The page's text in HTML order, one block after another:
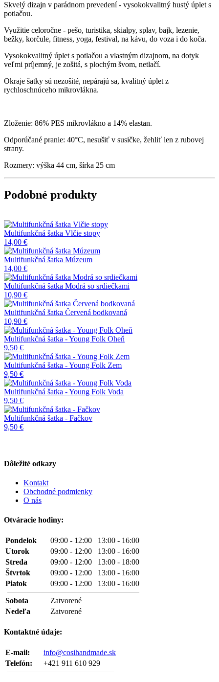
Skvelý dizajn v parádnom prevedení - vysokokvalitný hustý úplet s
potlačou.
Využitie celoročne - pešo, turistika, skialpy, splav, bajk, lezenie,
bežky, korčule, fitness, yoga, festival, na kávu, do voza i do koča.
Vysokokvalitný úplet s potlačou a vlastným dizajnom, na dotyk
veľmi príjemný, je zošitá, s plochým švom, netlačí.
Okraje šatky sú nezošité, nepárajú sa, kvalitný úplet z
rychloschnúceho mikrovlákna.
Zloženie: 86% PES mikrovlákno a 14% elastan.
Odporúčané pranie: 40°C, nesušiť v susičke, žehliť len z rubovej
strany.
Rozmery: výška 44 cm, šírka 25 cm
Podobné produkty
Multifunkčná šatka Vlčie stopy
14,00 €
Multifunkčná šatka Múzeum
14,00 €
Multifunkčná šatka Modrá so srdiečkami
10,90 €
Multifunkčná šatka Červená bodkovaná
10,90 €
Multifunkčná šatka - Young Folk Oheň
9,50 €
Multifunkčná šatka - Young Folk Zem
9,50 €
Multifunkčná šatka - Young Folk Voda
9,50 €
Multifunkčná šatka - Fačkov
9,50 €
Dôležité odkazy
Kontakt
Obchodné podmienky
O nás
Otváracie hodiny:
Pondelok
09:00 - 12:00 13:00 - 16:00
Utorok
09:00 - 12:00 13:00 - 16:00
Streda
09:00 - 12:00 13:00 - 18:00
Štvrtok
09:00 - 12:00 13:00 - 16:00
Piatok
09:00 - 12:00 13:00 - 16:00
Sobota
Zatvorené
Nedeľa
Zatvorené
Kontaktné údaje:
E-mail:
info@cosihandmade.sk
Telefón:
+421 911 610 929